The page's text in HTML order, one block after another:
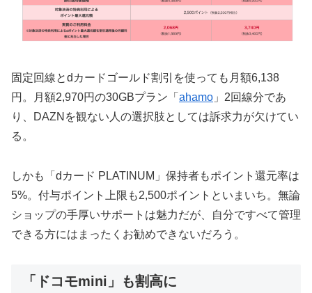
固定回線とdカードゴールド割引を使っても月額6,138
円。月額2,970円の30GBプラン「 ahamo 」2回線分であ
り、DAZNを観ない人の選択肢としては訴求力が欠けてい
る。
しかも「dカード PLATINUM」保持者もポイント還元率は
5%。付与ポイント上限も2,500ポイントといまいち。無論
ショップの手厚いサポートは魅力だが、自分ですべて管理
できる方にはまったくお勧めできないだろう。
「ドコモmini」も割高に